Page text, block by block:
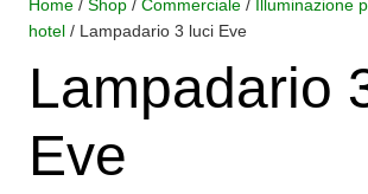
Home / Shop / Commerciale / Illuminazione
hotel / Lampadario 3 luci Eve
Lampadario
Eve